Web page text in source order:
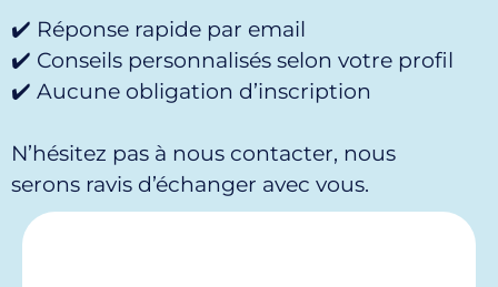
✔️ Réponse rapide par email
✔️ Conseils personnalisés selon votre profil
✔️ Aucune obligation d’inscription
N’hésitez pas à nous contacter, nous
serons ravis d’échanger avec vous.